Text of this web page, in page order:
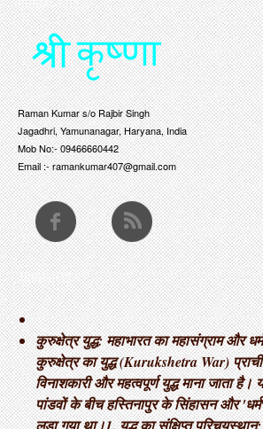
Raman Kumar s/o Rajbir Singh
Jagadhri, Yamunanagar, Haryana, India
Mob No:- 09466660442
Email :- ramankumar407@gmail.com
THOUGHTS
कुरुक्षेत्र युद्ध: महाभारत का महासंग्राम और
कुरुक्षेत्र का युद्ध (Kurukshetra War)
विनाशकारी और महत्वपूर्ण युद्ध माना जाता है।
पांडवों के बीच हस्तिनापुर के सिंहासन और